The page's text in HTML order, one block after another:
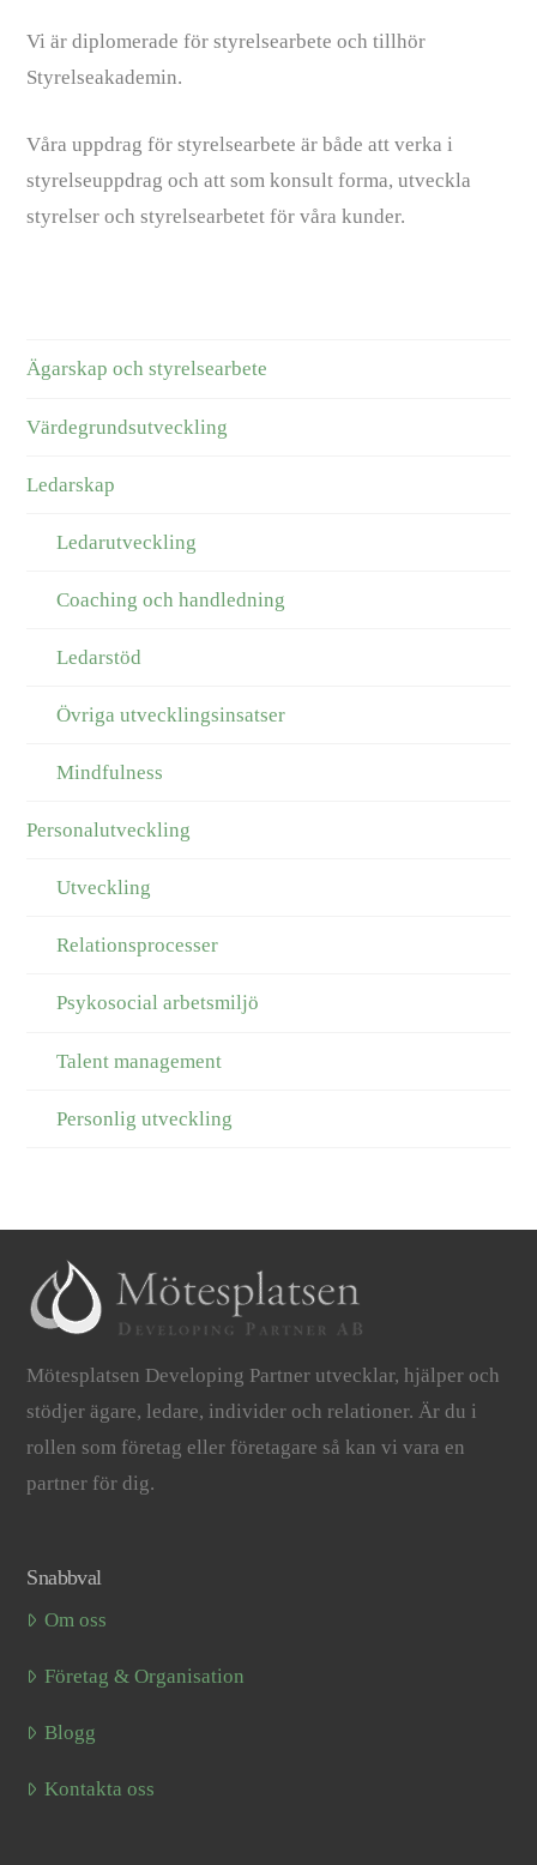
Vi är diplomerade för styrelsearbete och tillhör
Styrelseakademin.
Våra uppdrag för styrelsearbete är både att verka i
styrelseuppdrag och att som konsult forma, utveckla
styrelser och styrelsearbetet för våra kunder.
Ägarskap och styrelsearbete
Värdegrundsutveckling
Ledarskap
Ledarutveckling
Coaching och handledning
Ledarstöd
Övriga utvecklingsinsatser
Mindfulness
Personalutveckling
Utveckling
Relationsprocesser
Psykosocial arbetsmiljö
Talent management
Personlig utveckling
Mötesplatsen Developing Partner utvecklar, hjälper och
stödjer ägare, ledare, individer och relationer. Är du i
rollen som företag eller företagare så kan vi vara en
partner för dig.
Snabbval
Om oss
Företag & Organisation
Blogg
Kontakta oss